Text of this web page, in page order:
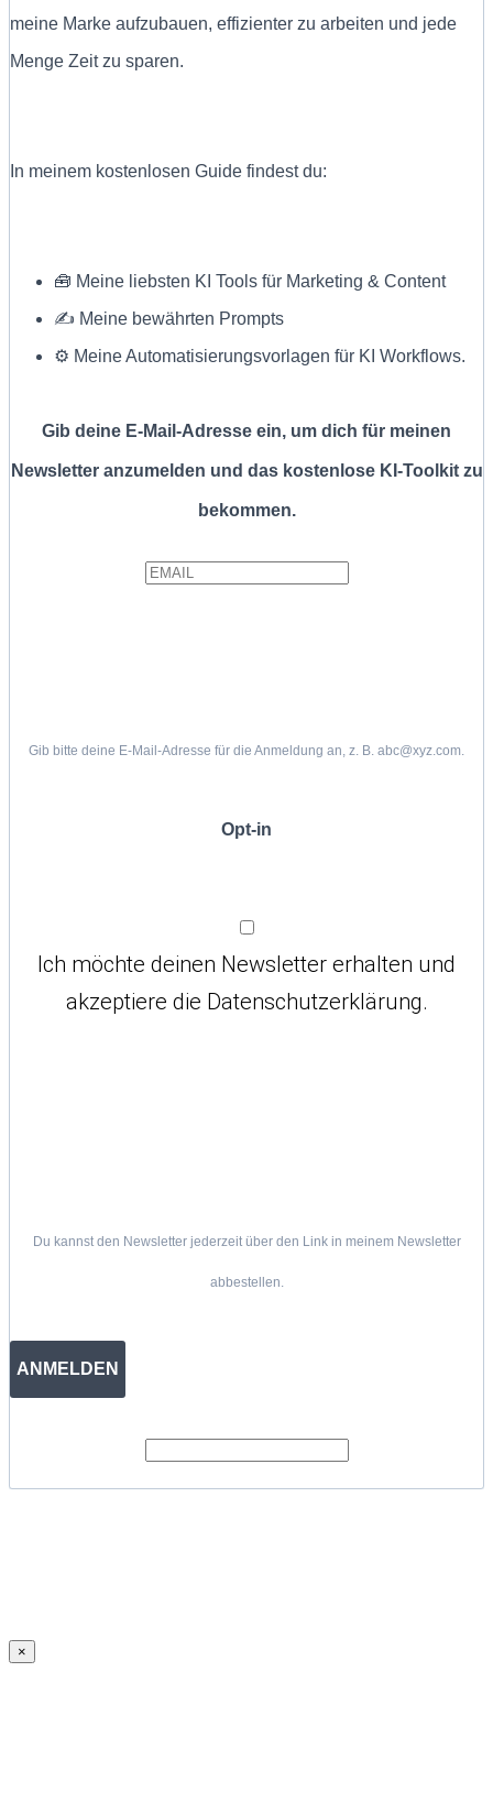
meine Marke aufzubauen, effizienter zu arbeiten und jede
Menge Zeit zu sparen.
In meinem kostenlosen Guide findest du:
🧰 Meine liebsten KI Tools für Marketing & Content
✍ Meine bewährten Prompts
⚙️ Meine Automatisierungsvorlagen für KI Workflows.
Gib deine E-Mail-Adresse ein, um dich für meinen
Newsletter anzumelden und das kostenlose KI-Toolkit zu
bekommen.
Gib bitte deine E-Mail-Adresse für die Anmeldung an, z. B. abc@xyz.com.
Opt-in
Ich möchte deinen Newsletter erhalten und
akzeptiere die Datenschutzerklärung.
Du kannst den Newsletter jederzeit über den Link in meinem Newsletter
abbestellen.
ANMELDEN
×